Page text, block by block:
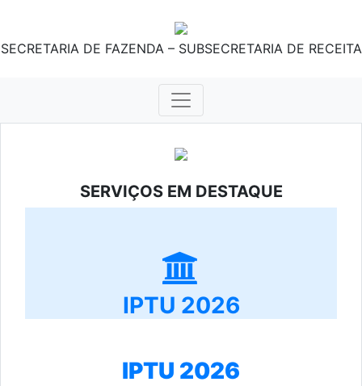
SECRETARIA DE FAZENDA – SUBSECRETARIA DE RECEITA
SERVIÇOS EM DESTAQUE
IPTU 2026
IPTU 2026